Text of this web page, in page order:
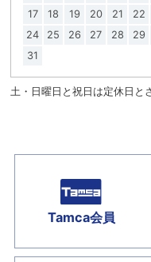
17
18 19 20 21 22
24
25 26 27 28 29
31
土・日曜日と祝日は定休日と
Tamca会員